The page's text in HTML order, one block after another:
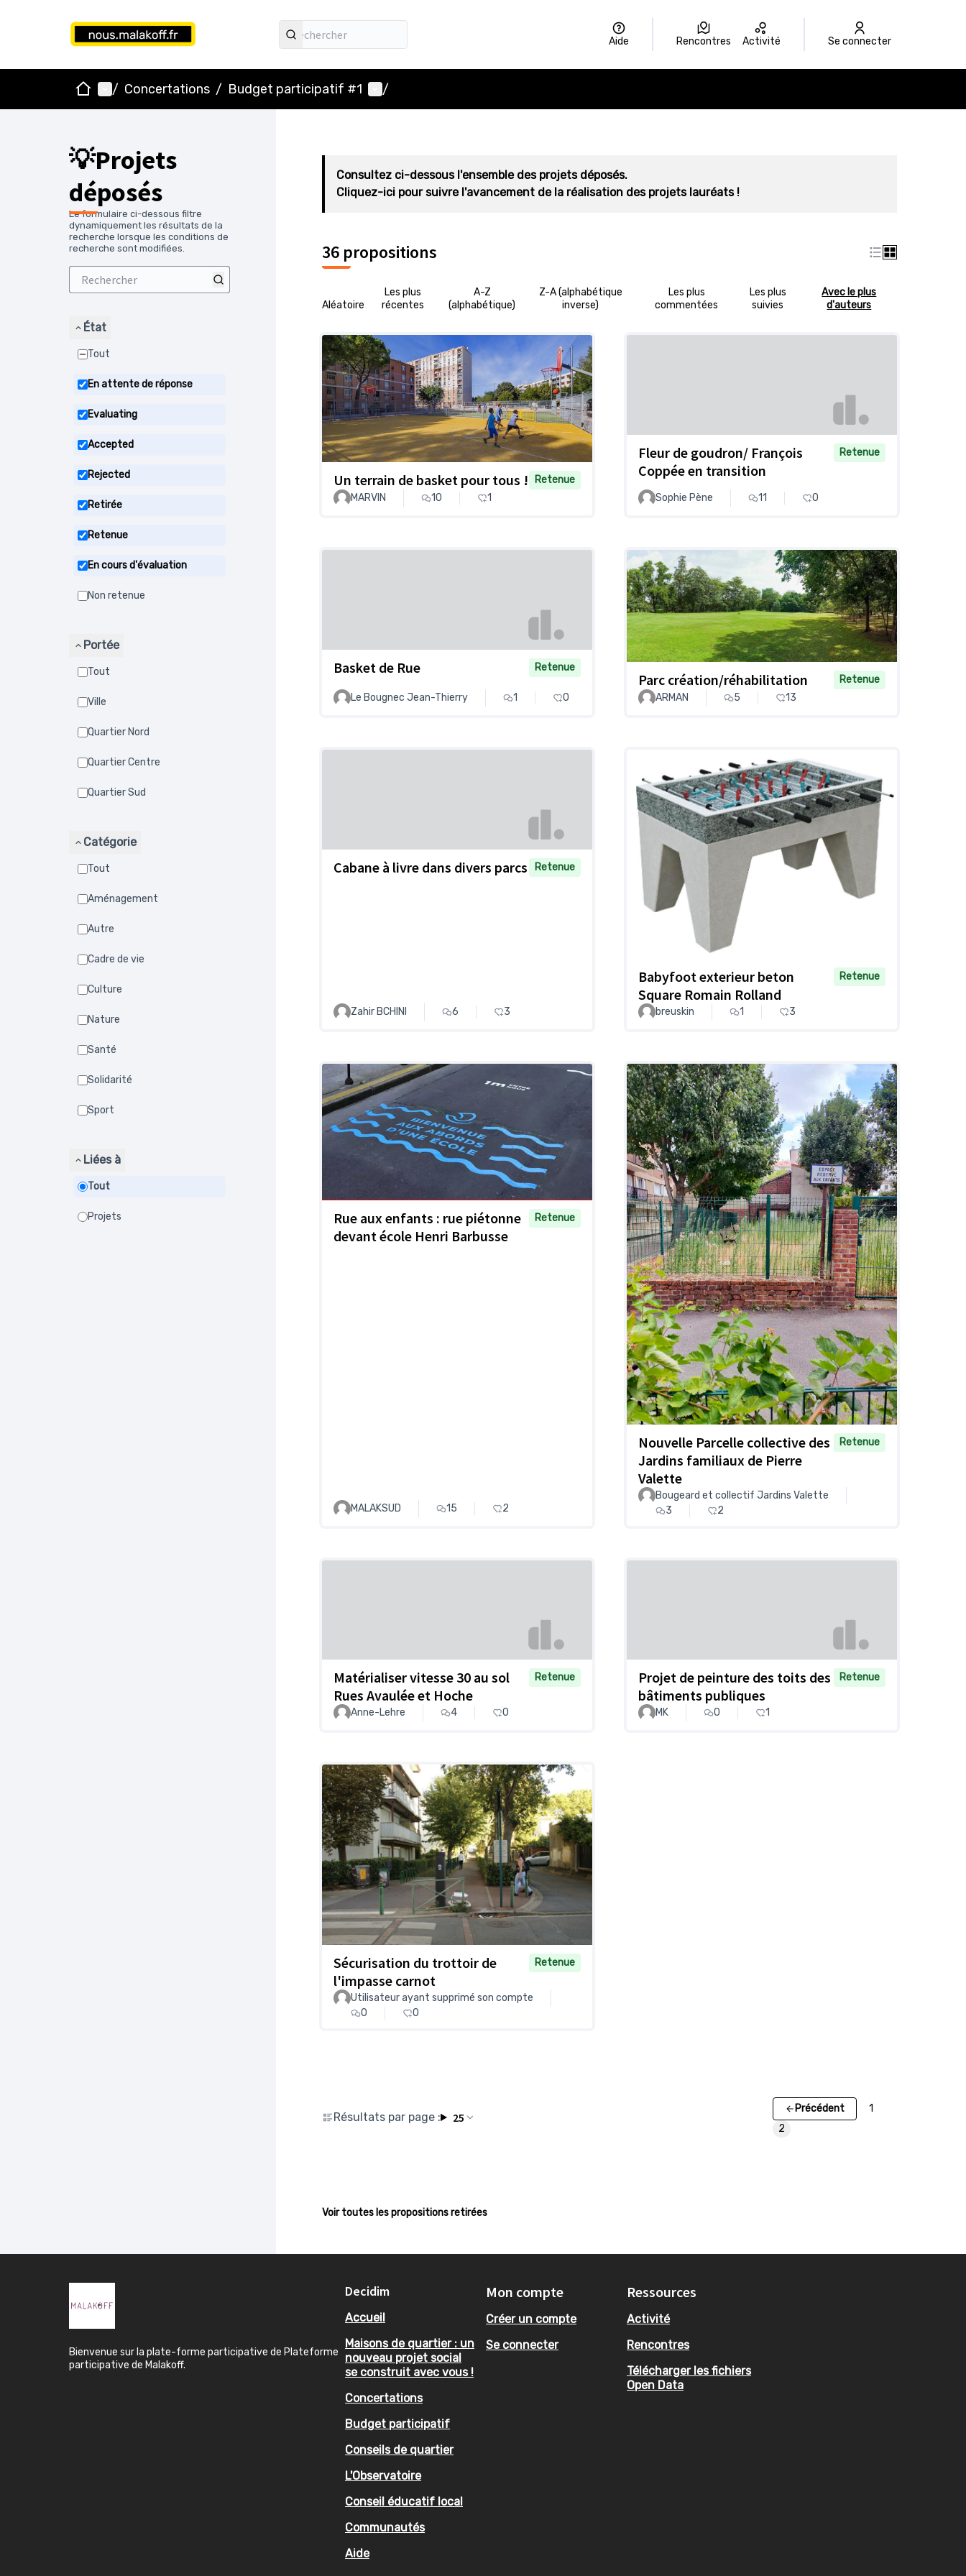
Aide Rencontres Activité Se connecter
AccueilMenu principal
/ Concertations / Budget participatif #1 Menu utilisateur
/
💡Projets
déposés
Le formulaire ci-dessous filtre
dynamiquement les résultats de la
recherche lorsque les conditions de
recherche sont modifiées.
État
Tout
En attente de réponse
Evaluating
Accepted
Rejected
Retirée
Retenue
En cours d'évaluation
Non retenue
Portée
Tout
Ville
Quartier Nord
Quartier Centre
Quartier Sud
Catégorie
Tout
Aménagement
Autre
Cadre de vie
Culture
Nature
Santé
Solidarité
Sport
Liées à
Tout
Projets
Consultez ci-dessous l'ensemble des projets déposés.
Cliquez-ici pour suivre l'avancement de la réalisation des projets lauréats !
36 propositions
Aléatoire
Les plus
récentes
A-Z
(alphabétique)
Z-A (alphabétique
inverse)
Les plus
commentées
Les plus
suivies
Avec le plus
d'auteurs
Un terrain de basket pour tous !
Retenue
MARVIN
10 1
Fleur de goudron/ François
Coppée en transition
Retenue
Sophie Pène 11 0
Basket de Rue Retenue
Le Bougnec Jean-Thierry 1 0
Parc création/réhabilitation
Retenue
ARMAN
5 13
Cabane à livre dans divers parcs Retenue
Zahir BCHINI 6 3
Babyfoot exterieur beton
Square Romain Rolland
Retenue
breuskin 1 3
Rue aux enfants : rue piétonne
devant école Henri Barbusse
Retenue
MALAKSUD 15 2
Nouvelle Parcelle collective des
Jardins familiaux de Pierre
Valette
Retenue
Bougeard et collectif Jardins Valette
3
2
Matérialiser vitesse 30 au sol
Rues Avaulée et Hoche
Retenue
Anne-Lehre 4 0
Projet de peinture des toits des
bâtiments publiques
Retenue
MK 0 1
Sécurisation du trottoir de
l'impasse carnot
Retenue
Utilisateur ayant supprimé son compte
0
0
Résultats par page : 25
Précédent
1
2
Voir toutes les propositions retirées
Bienvenue sur la plate-forme participative de Plateforme
participative de Malakoff.
Decidim
Accueil
Maisons de quartier : un
nouveau projet social
se construit avec vous !
Concertations
Budget participatif
Conseils de quartier
L'Observatoire
Conseil éducatif local
Communautés
Aide
Mon compte
Créer un compte
Se connecter
Ressources
Activité
Rencontres
Télécharger les fichiers
Open Data